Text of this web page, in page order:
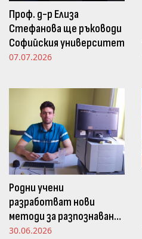
Проф. д-р Елиза
Стефанова ще ръководи
Софийския университет
07.07.2026
Родни учени
разработват нови
методи за разпознаване
и следене на емоциите
30.06.2026